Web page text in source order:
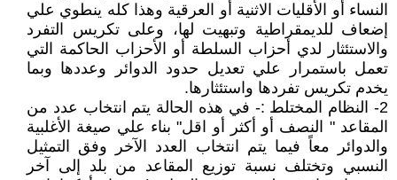
النساء أو الأقليات الاثنية أو العرقية وهذا كله ينطوي علي
إضعاف للديمقراطية وتبهيت لها، وعلى تكريس التفرد
والاستئثار لدي أحزاب السلطة أو الأحزاب الحاكمة التي
تعمل باستمرار علي تعديل حدود الدوائر وعددها وبما
يخدم تكريس تفردها واستئثارها.
2- النظام المختلط :- في هذه الحالة يتم انتخاب عدد من
المقاعد " النصف أو أكثر أو اقل" بناء علي صيغة الأغلبية
والدوائر معاً فيما يتم انتخاب العدد الآخر وفق التمثيل
النسبي وتختلف نسبة توزيع المقاعد من بلد إلى آخر